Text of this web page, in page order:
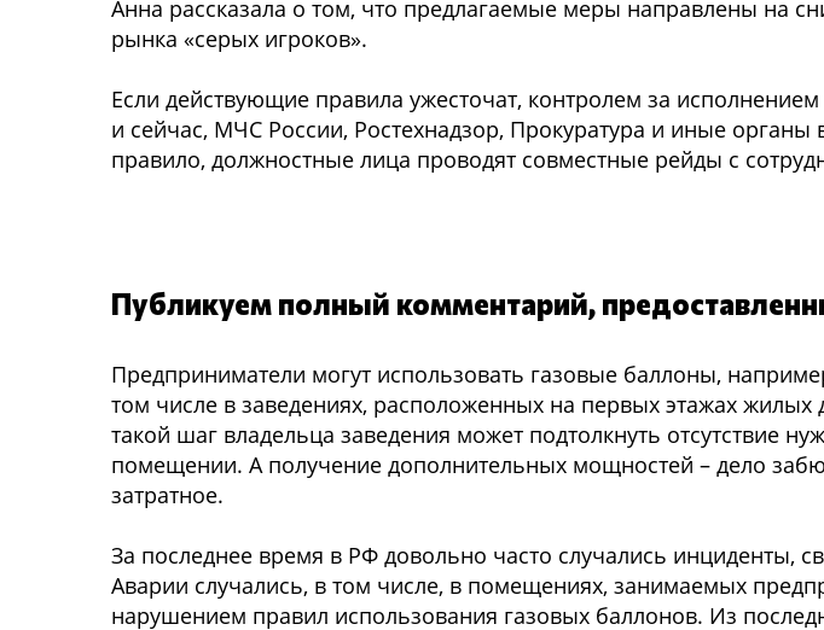
Анна рассказала о том, что предлагаемые меры направлены на
рынка «серых игроков».
Если действующие правила ужесточат, контролем за
и сейчас, МЧС России, Ростехнадзор, Прокуратура и иные органы
правило, должностные лица проводят совместные рейды с
Публикуем полный комментарий,
Предприниматели могут использовать газовые баллоны,
том числе в заведениях, расположенных на первых этажах
такой шаг владельца заведения может подтолкнуть отсутствие
помещении. А получение дополнительных мощностей – дело
затратное.
За последнее время в РФ довольно часто случались инциденты,
Аварии случались, в том числе, в помещениях, занимаемых
нарушением правил использования газовых баллонов. Из